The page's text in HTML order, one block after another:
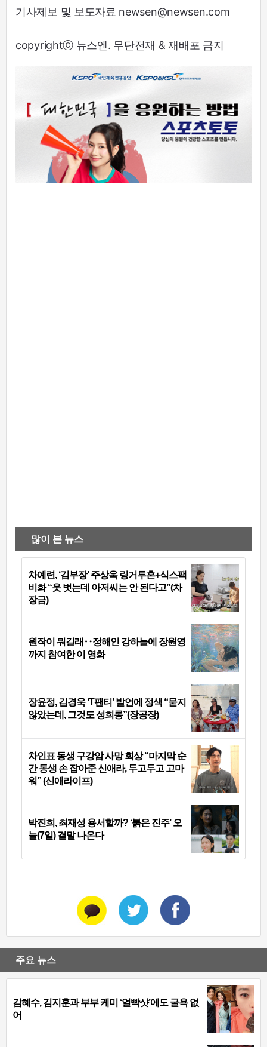
기사제보 및 보도자료 newsen@newsen.com
copyrightⓒ 뉴스엔. 무단전재 & 재배포 금지
많이 본 뉴스
차예련, ‘김부장’ 주상욱 링거투혼+식스팩
비화 “옷 벗는데 아저씨는 안 된다고”(차
장금)
원작이 뭐길래‥정해인 강하늘에 장원영
까지 참여한 이 영화
장윤정, 김경욱 ‘T팬티’ 발언에 정색 “묻지
않았는데, 그것도 성희롱”(장공장)
차인표 동생 구강암 사망 회상 “마지막 순
간 동생 손 잡아준 신애라, 두고두고 고마
워” (신애라이프)
박진희, 최재성 용서할까? ‘붉은 진주’ 오
늘(7일) 결말 나온다
주요 뉴스
김혜수, 김지훈과 부부 케미 ‘얼빡샷’에도 굴욕 없
어